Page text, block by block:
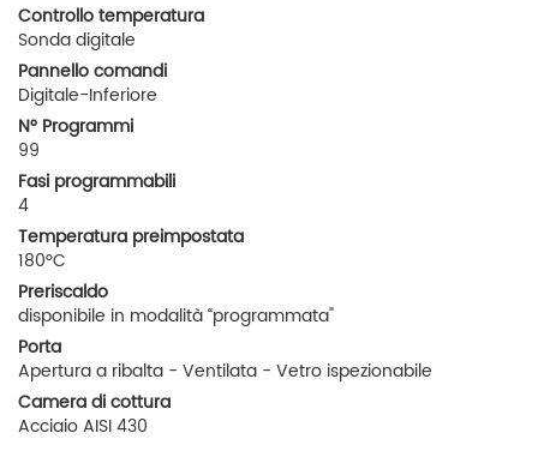
Controllo temperatura
Sonda digitale
Pannello comandi
Digitale-Inferiore
N° Programmi
99
Fasi programmabili
4
Temperatura preimpostata
180°C
Preriscaldo
disponibile in modalità “programmata"
Porta
Apertura a ribalta - Ventilata - Vetro ispezionabile
Camera di cottura
Acciaio AISI 430